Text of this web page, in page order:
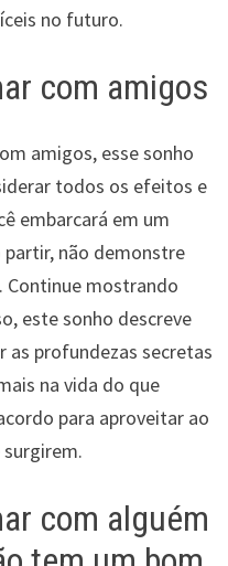
no futuro.
com amigos
amigos, esse sonho
todos os efeitos e
embarcará em um
partir, não demonstre
Continue mostrando
este sonho descreve
as profundezas secretas
na vida do que
para aproveitar ao
com alguém